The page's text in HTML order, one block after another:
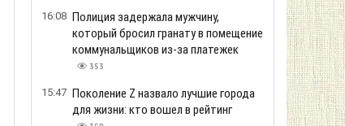
16:08 Полиция задержала мужчину,
который бросил гранату в помещение
коммунальщиков из-за платежек
353
15:47 Поколение Z назвало лучшие города
для жизни: кто вошел в рейтинг